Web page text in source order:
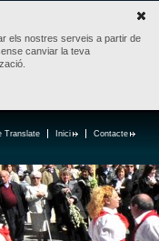
els nostres serveis a partir de
canviar la teva
Contacte
Inici
Translate